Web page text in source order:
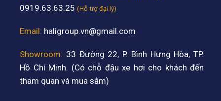
0919.63.63.25 (Hỗ trợ đại lý)
Email: haligroup.vn@gmail.com
Showroom: 33 Đường 22, P. Bình Hưng Hòa, TP.
Hồ Chí Minh. (Có chỗ đậu xe hơi cho khách đến
tham quan và mua sắm)